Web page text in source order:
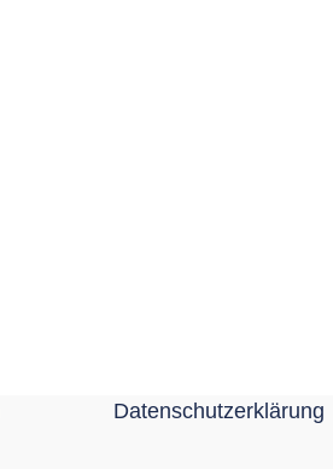
Datenschutzerklärung